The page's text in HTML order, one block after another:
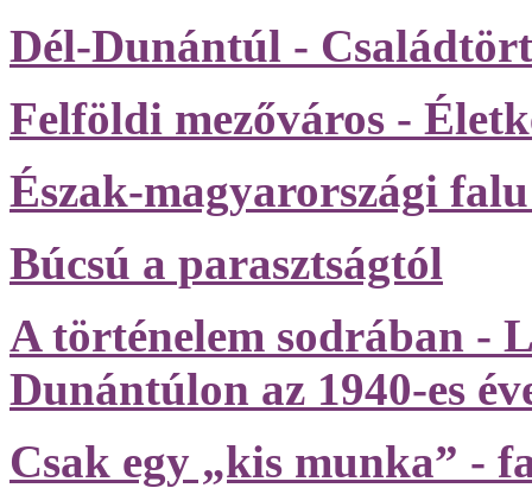
Dél-Dunántúl -
Felföldi mezőváros -
Észak-magyarországi
Búcsú a parasztságtól
A történelem sodrában -
Dunántúlon az 1940-es
Csak egy „kis munka” -